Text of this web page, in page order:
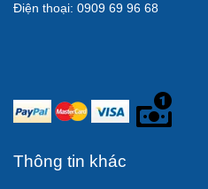
Điện thoại: 0909 69 96 68
Thông tin khác